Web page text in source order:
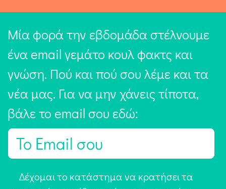
Μία φορά την εβδομάδα στέλνουμε
ένα email γεμάτο κουλ φακτς και
γνώση. Πού και πού σου λέμε και τα
νέα μας. Για να μην χάνεις τίποτα,
βάλε το email σου εδώ:
E
Δέχομαι το κατάστημα να κρατήσει τα